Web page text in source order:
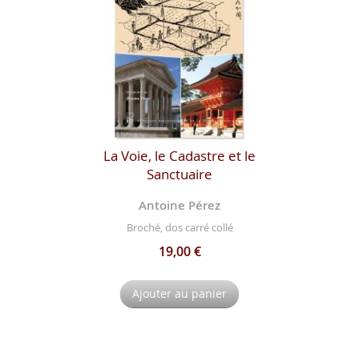
La Voie, le Cadastre et le
Sanctuaire
Antoine Pérez
Broché, dos carré collé
19,00 €
Ajouter au panier